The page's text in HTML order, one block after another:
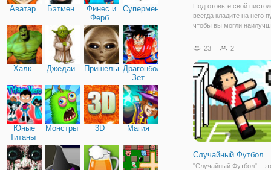
Аватар Бэтмен
Финес и
Ферб
Супермен
Халк Джедаи ПришельцыДрагонболл
Зет
Юные
Титаны
Монстры 3D Магия
Подготовьте свой
всегда кладите на него
чтобы вы могли
уничтожению своего
разбить ее, точно
и держите свою цель на
23 2
Случайный Футбол
"Случайный Футбол" -